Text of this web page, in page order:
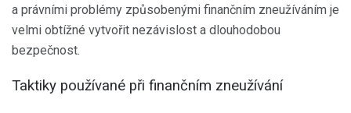
a právními problémy způsobenými finančním zneužíváním je
velmi obtížné vytvořit nezávislost a dlouhodobou
bezpečnost.
Taktiky používané při finančním zneužívání